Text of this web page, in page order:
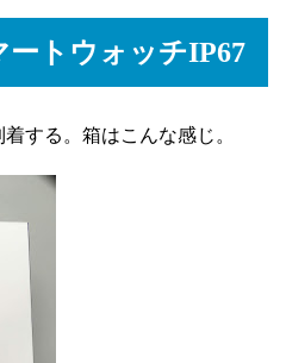
トウォッチIP67
する。箱はこんな感じ。